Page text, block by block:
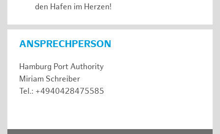
den Hafen im Herzen!
ANSPRECHPERSON
Hamburg Port Authority
Miriam Schreiber
Tel.: +4940428475585